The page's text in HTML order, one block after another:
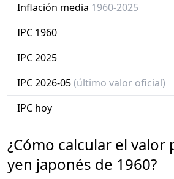
Inflación media 1960-2025
IPC 1960
IPC 2025
IPC 2026-05(último valor oficial)
IPC hoy
¿Cómo calcular el valor
yen japonés de 1960?